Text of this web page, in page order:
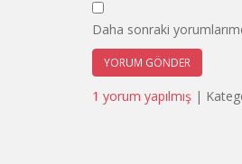
Daha sonraki
1 yorum yapılmış |